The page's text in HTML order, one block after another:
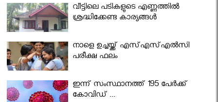
വീട്ടിലെ പടികളുടെ എണ്ണത്തിൽ
ശ്രദ്ധിക്കേണ്ട കാര്യങ്ങൾ
നാളെ ഉച്ചയ്ക്ക് എസ്എസ്എല്‍സി
പരീക്ഷ ഫലം
ഇന്ന് സംസ്ഥാനത്ത് 195 പേര്‍ക്ക്
കോവിഡ് ...